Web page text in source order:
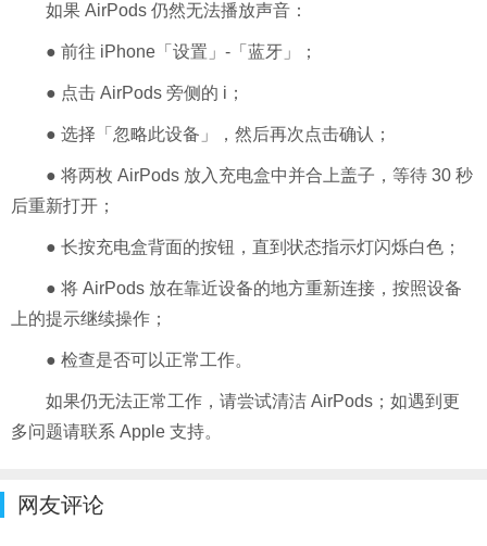
如果 AirPods 仍然无法播放声音：
● 前往 iPhone「设置」-「蓝牙」；
● 点击 AirPods 旁侧的 i；
● 选择「忽略此设备」，然后再次点击确认；
● 将两枚 AirPods 放入充电盒中并合上盖子，等待 30 秒
后重新打开；
● 长按充电盒背面的按钮，直到状态指示灯闪烁白色；
● 将 AirPods 放在靠近设备的地方重新连接，按照设备
上的提示继续操作；
● 检查是否可以正常工作。
如果仍无法正常工作，请尝试清洁 AirPods；如遇到更
多问题请联系 Apple 支持。
网友评论